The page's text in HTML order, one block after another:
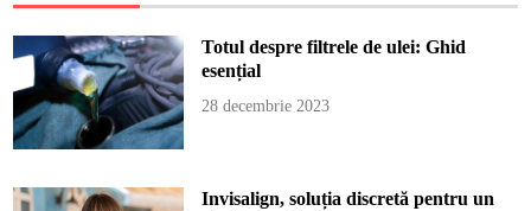
Totul despre filtrele de ulei: Ghid
esențial
28 decembrie 2023
Invisalign, soluția discretă pentru un